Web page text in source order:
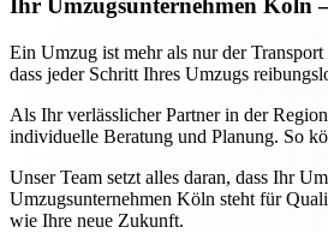
Ihr Umzugsunternehmen Köln
Ein Umzug ist mehr als nur der
dass jeder Schritt Ihres Umzugs
Als Ihr verlässlicher Partner in der
individuelle Beratung und Planung. So
Unser Team setzt alles daran, dass Ihr
Umzugsunternehmen Köln steht für
wie Ihre neue Zukunft.